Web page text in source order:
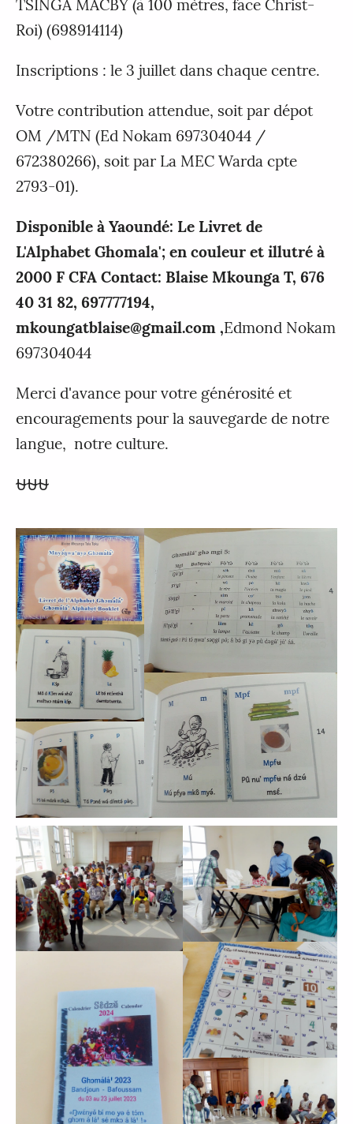
TSINGA MACBY (à 100 mètres, face Christ-
Roi) (698914114)
Inscriptions : le 3 juillet dans chaque centre.
Votre contribution attendue, soit par dépot
OM /MTN (Ed Nokam 697304044 /
672380266), soit par La MEC Warda cpte
2793-01).
Disponible à Yaoundé: Le Livret de
L'Alphabet Ghomala'; en couleur et illutré à
2000 F CFA Contact: Blaise Mkounga T, 676
40 31 82, 697777194,
mkoungatblaise@gmail.com ,Edmond Nokam
697304044
Merci d'avance pour votre générosité et
encouragements pour la sauvegarde de notre
langue, notre culture.
⛎⛎⛎